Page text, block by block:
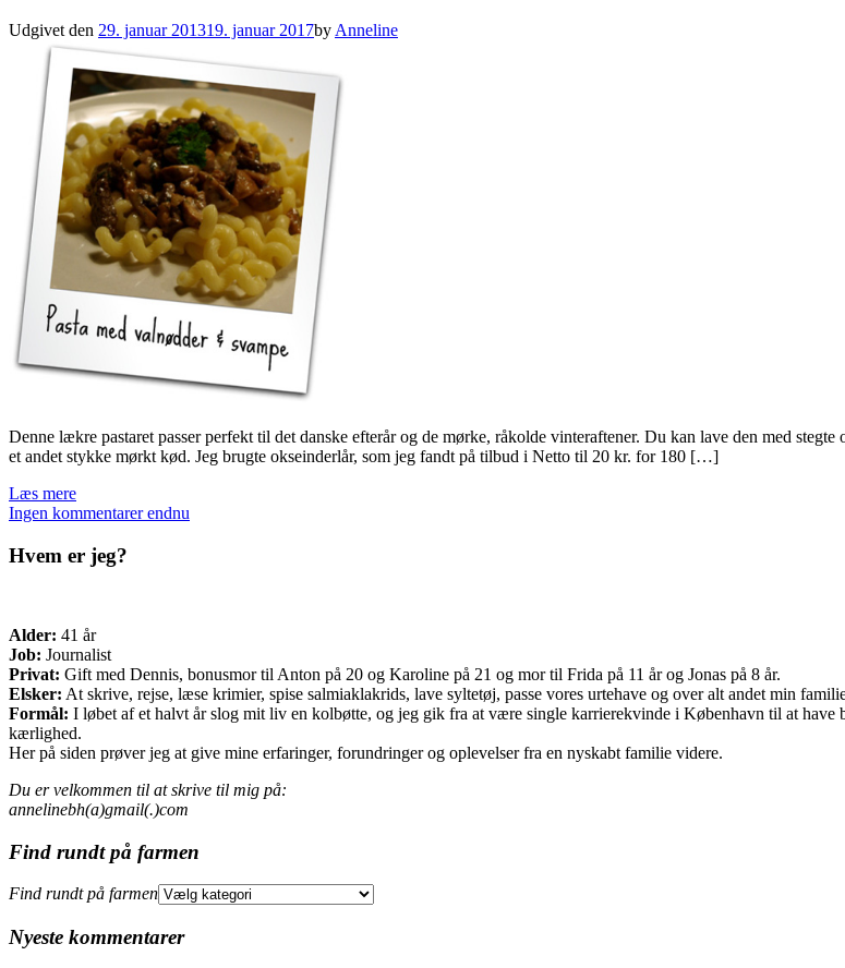
Udgivet den 29. januar 201319. januar 2017byAnneline
Denne lækre pastaret passer perfekt til det danske efterår og de mørke, råkolde vinteraftener. Du kan lave den med
et andet stykke mørkt kød. Jeg brugte okseinderlår, som jeg fandt på tilbud i Netto til 20 kr. for 180 […]
Læs mere
Ingen kommentarer endnu
Hvem er jeg?
Alder: 41 år
Job: Journalist
Privat: Gift med Dennis, bonusmor til Anton på 20 og Karoline på 21 og mor til Frida på 11 år og Jonas på 8 år.
Elsker: At skrive, rejse, læse krimier, spise salmiaklakrids, lave syltetøj, passe vores urtehave og over alt andet min
Formål: I løbet af et halvt år slog mit liv en kolbøtte, og jeg gik fra at være single karrierekvinde i København til at
kærlighed.
Her på siden prøver jeg at give mine erfaringer, forundringer og oplevelser fra en nyskabt familie videre.
Du er velkommen til at skrive til mig på:
annelinebh(a)gmail(.)com
Find rundt på farmen
Find rundt på farmen
Nyeste kommentarer